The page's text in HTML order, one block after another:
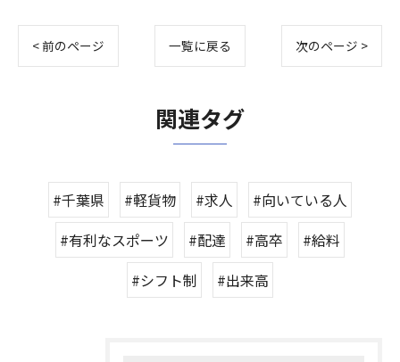
< 前のページ 一覧に戻る 次のページ >
関連タグ
#千葉県 #軽貨物 #求人
#向いている人
#有利なスポーツ
#配達 #高卒
#給料
#シフト制
#出来高